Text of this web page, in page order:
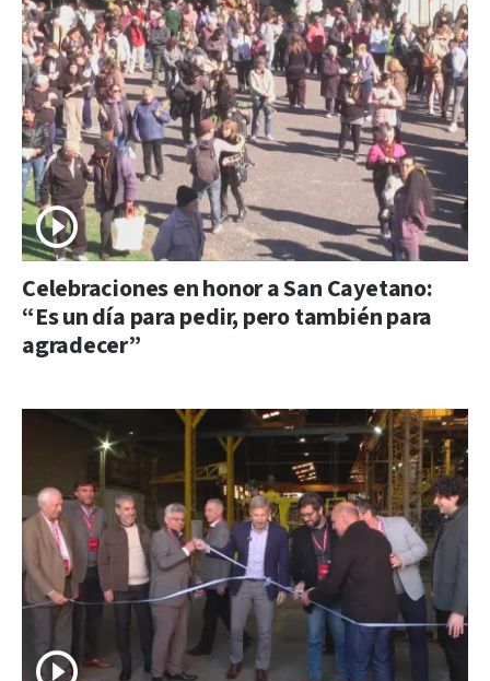
Celebraciones en honor a San Cayetano:
“Es un día para pedir, pero también para
agradecer”